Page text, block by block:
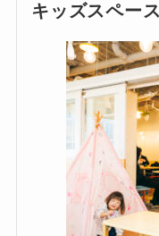
キッズスペース